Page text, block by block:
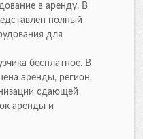
в аренду. В
полный
для
бесплатное. В
аренды, регион,
сдающей
аренды и